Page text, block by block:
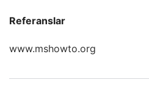
Referanslar
www.mshowto.org